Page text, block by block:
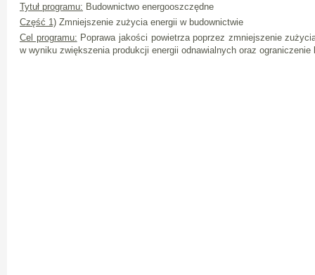
Tytuł programu: Budownictwo energooszczędne
Część 1) Zmniejszenie zużycia energii w budownictwie
Cel programu: Poprawa jakości powietrza poprzez zmniejszenie
w wyniku zwiększenia produkcji energii odnawialnych oraz